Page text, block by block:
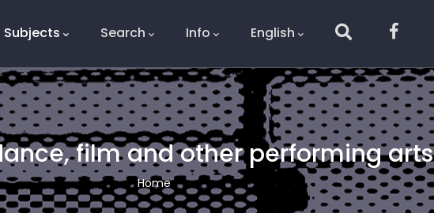
Subjects Search Info English
film and other performing arts
Breadcrumb
Home